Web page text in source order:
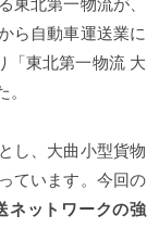
東北第一物流が、
ら自動車運送業に
「東北第一物流 大
し、大曲小型貨物
ています。今回の
ネットワークの強